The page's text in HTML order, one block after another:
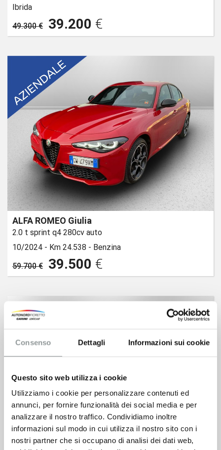
Consenso Dettagli Informazioni sui cookie
Questo sito web utilizza i cookie
Utilizziamo i cookie per personalizzare contenuti ed
annunci, per fornire funzionalità dei social media e per
analizzare il nostro traffico. Condividiamo inoltre
informazioni sul modo in cui utilizza il nostro sito con i
nostri partner che si occupano di analisi dei dati web,
Ibrida
49.300 €
39.200 €
ALFA ROMEO Giulia
2.0 t sprint q4 280cv auto
10/2024 - Km 24.538 - Benzina
59.700 €
39.500 €